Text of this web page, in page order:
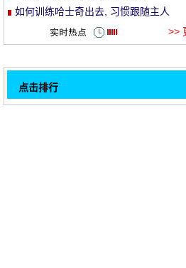
如何训练哈士奇出去, 习惯跟随主人
>>
点击排行